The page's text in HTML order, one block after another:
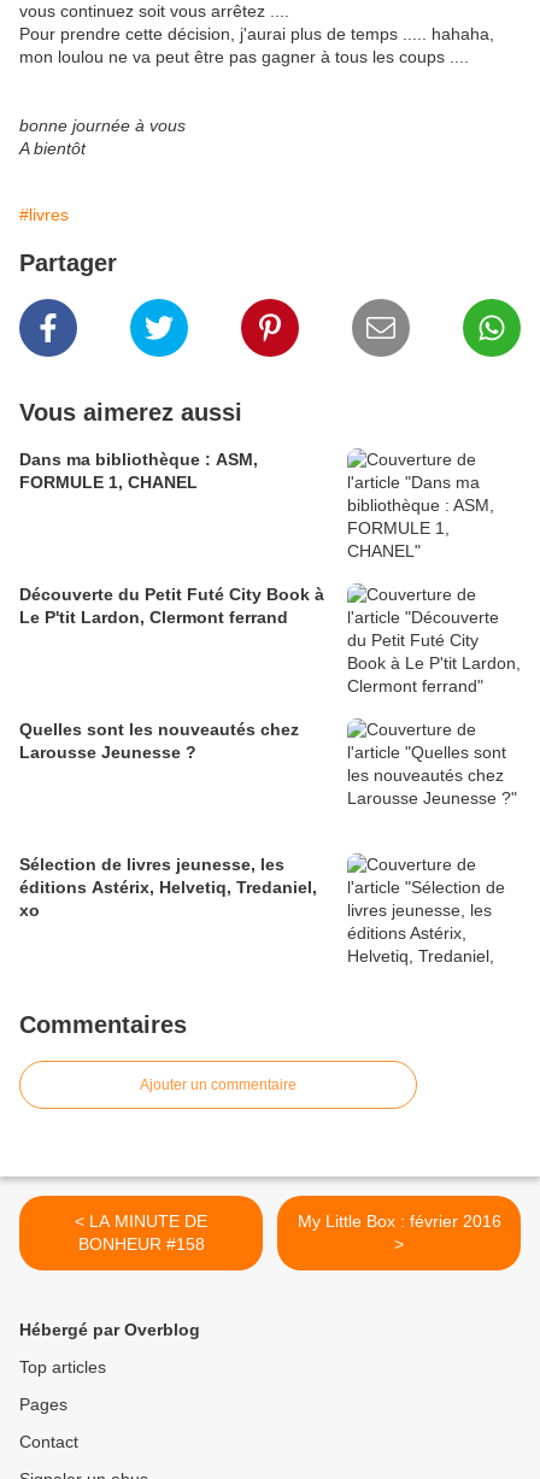
vous continuez soit vous arrêtez ....
Pour prendre cette décision, j'aurai plus de temps ..... hahaha,
mon loulou ne va peut être pas gagner à tous les coups ....
bonne journée à vous
A bientôt
#livres
Partager
Vous aimerez aussi
Dans ma bibliothèque : ASM,
FORMULE 1, CHANEL
Découverte du Petit Futé City Book à
Le P'tit Lardon, Clermont ferrand
Quelles sont les nouveautés chez
Larousse Jeunesse ?
Sélection de livres jeunesse, les
éditions Astérix, Helvetiq, Tredaniel,
xo
Commentaires
Ajouter un commentaire
< LA MINUTE DE
BONHEUR #158
My Little Box : février 2016
>
Hébergé par Overblog
Top articles
Pages
Contact